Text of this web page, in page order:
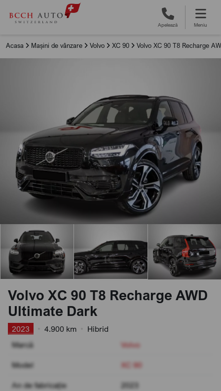
Apelează Meniu
Acasa Mașini de vânzare Volvo XC 90 Volvo XC 90 T8 Recharge
Volvo XC 90 T8 Recharge AWD
Ultimate Dark
2023 4.900 km
Hibrid
Marcă
Volvo
Model XC 90
An de fabricație 2023